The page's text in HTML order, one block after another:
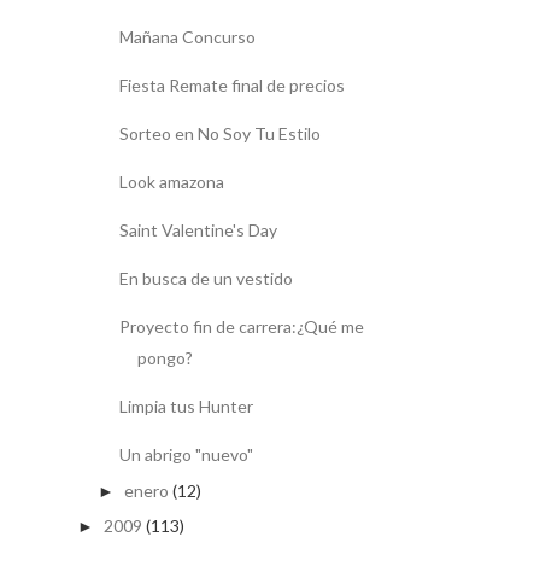
Mañana Concurso
Fiesta Remate final de precios
Sorteo en No Soy Tu Estilo
Look amazona
Saint Valentine's Day
En busca de un vestido
Proyecto fin de carrera:¿Qué me
pongo?
Limpia tus Hunter
Un abrigo "nuevo"
► enero (12)
► 2009 (113)